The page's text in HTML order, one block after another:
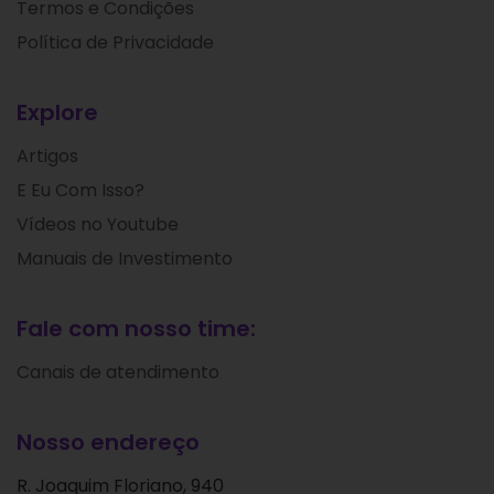
Termos e Condições
Política de Privacidade
Explore
Artigos
E Eu Com Isso?
Vídeos no Youtube
Manuais de Investimento
Fale com nosso time:
Canais de atendimento
Nosso endereço
R. Joaquim Floriano, 940